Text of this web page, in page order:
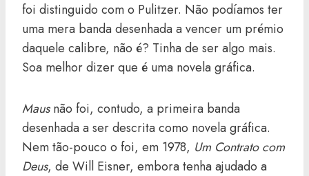
foi distinguido com o Pulitzer. Não podíamos ter
uma mera banda desenhada a vencer um prémio
daquele calibre, não é? Tinha de ser algo mais.
Soa melhor dizer que é uma novela gráfica.
Mausnão foi, contudo, a primeira banda
desenhada a ser descrita como novela gráfica.
Nem tão-pouco o foi, em 1978, Um Contrato com
Deus, de Will Eisner, embora tenha ajudado a